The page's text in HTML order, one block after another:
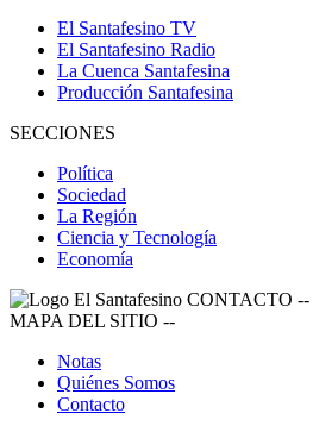
El Santafesino TV
El Santafesino Radio
La Cuenca Santafesina
Producción Santafesina
SECCIONES
Política
Sociedad
La Región
Ciencia y Tecnología
Economía
CONTACTO --
MAPA DEL SITIO --
Notas
Quiénes Somos
Contacto